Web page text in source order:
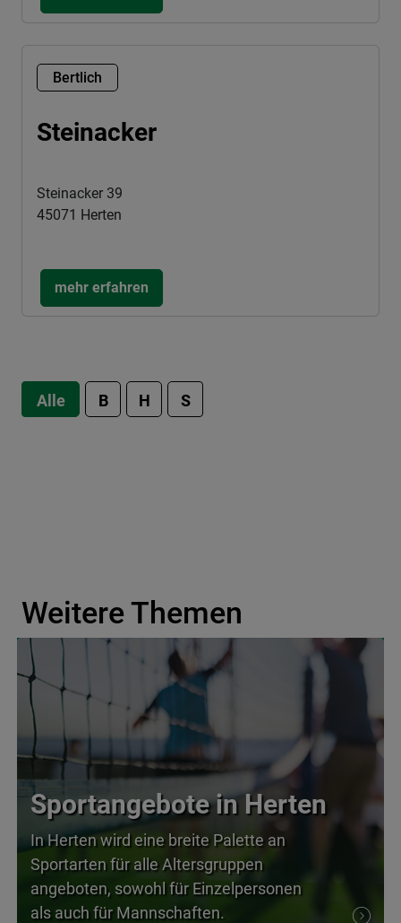
Bertlich
Steinacker
Steinacker 39
45071 Herten
mehr erfahren
Alle B H S
Weitere Themen
Sportangebote in Herten
In Herten wird eine breite Palette an
Sportarten für alle Altersgruppen
angeboten, sowohl für Einzelpersonen
als auch für Mannschaften.